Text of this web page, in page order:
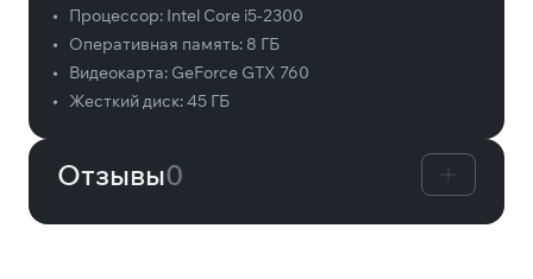
•
Процессор: Intel Core i5-2300
•
Оперативная память: 8 ГБ
•
Видеокарта: GeForce GTX 760
•
Жесткий диск:45 ГБ
Отзывы0